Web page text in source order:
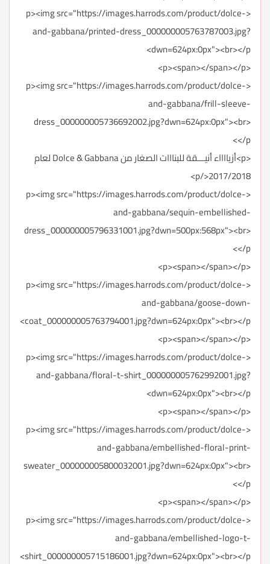
<p><img src="https://images.harrods.com/product/dolce-
and-gabbana/printed-dress_000000005763787003.jpg?
dwn=624px:0px"><br></p>
<p><span></span></p>
<p><img src="https://images.harrods.com/product/dolce-
and-gabbana/frill-sleeve-
dress_000000005736692002.jpg?dwn=624px:0px"><br>
</p>
<p>أزيااااء أنيـــقة للبنااات الصغار من Dolce & Gabbana لعام
2017/2018</p>
<p><img src="https://images.harrods.com/product/dolce-
and-gabbana/sequin-embellished-
dress_000000005796331001.jpg?dwn=500px:568px"><br>
</p>
<p><span></span></p>
<p><img src="https://images.harrods.com/product/dolce-
and-gabbana/goose-down-
coat_000000005763794001.jpg?dwn=624px:0px"><br></p>
<p><span></span></p>
<p><img src="https://images.harrods.com/product/dolce-
and-gabbana/floral-t-shirt_000000005762992001.jpg?
dwn=624px:0px"><br></p>
<p><span></span></p>
<p><img src="https://images.harrods.com/product/dolce-
and-gabbana/embellished-floral-print-
sweater_000000005800032001.jpg?dwn=624px:0px"><br>
</p>
<p><span></span></p>
<p><img src="https://images.harrods.com/product/dolce-
and-gabbana/embellished-logo-t-
shirt_000000005715186001.jpg?dwn=624px:0px"><br></p>